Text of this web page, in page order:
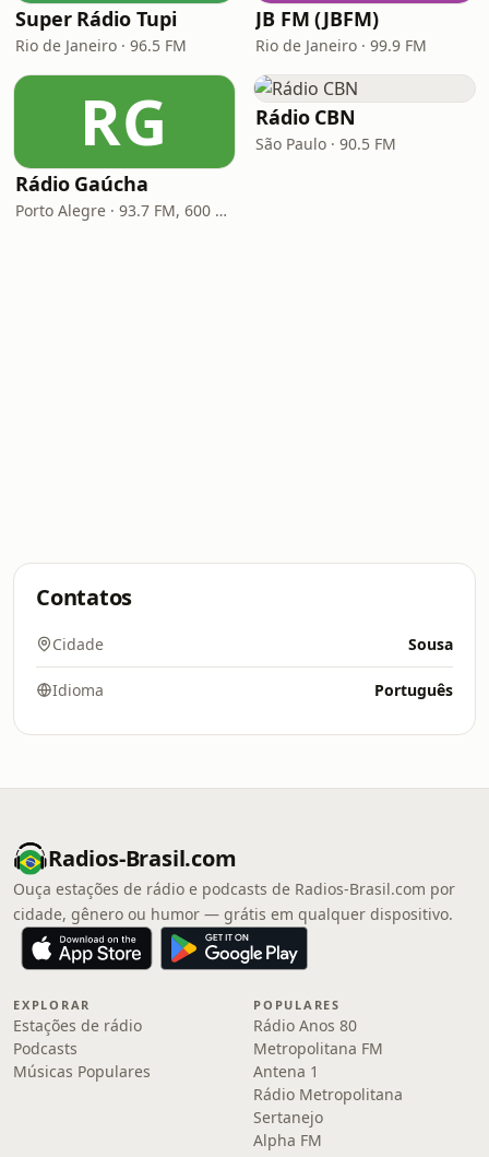
Super Rádio Tupi
Rio de Janeiro · 96.5 FM
JB FM (JBFM)
Rio de Janeiro · 99.9 FM
RG
Rádio Gaúcha
Porto Alegre · 93.7 FM, 600 AM
Rádio CBN
São Paulo · 90.5 FM
Contatos
Cidade Sousa
Idioma Português
Radios-Brasil.com
Ouça estações de rádio e podcasts de Radios-Brasil.com por
cidade, gênero ou humor — grátis em qualquer dispositivo.
EXPLORAR
Estações de rádio
Podcasts
Músicas Populares
POPULARES
Rádio Anos 80
Metropolitana FM
Antena 1
Rádio Metropolitana
Sertanejo
Alpha FM